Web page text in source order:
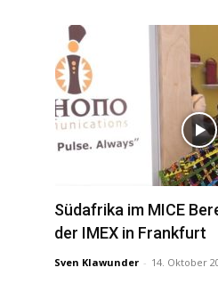
Südafrika im MICE
der IMEX in Frankfurt
Sven Klawunder - 14. Oktober